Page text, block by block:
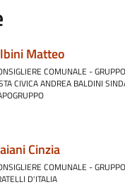
Matteo
COMUNALE -
CIVICA ANDREA BALDINI
Cinzia
COMUNALE -
D'ITALIA